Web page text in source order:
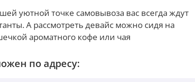
уютной точке самовывоза вас всегда ждут
А рассмотреть девайс можно сидя на
ароматного кофе или чая
по адресу: